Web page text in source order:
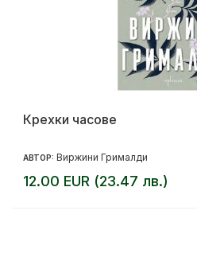
Крехки часове
АВТОР: Виржини Грималди
12.00 EUR (23.47 лв.)